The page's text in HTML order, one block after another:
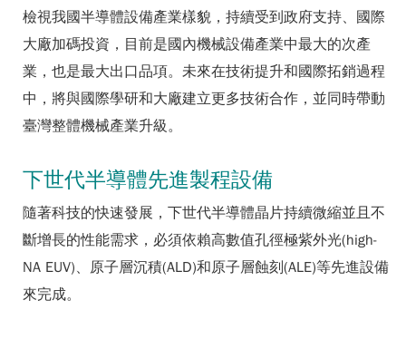
檢視我國半導體設備產業樣貌，持續受到政府支持、國際
大廠加碼投資，目前是國內機械設備產業中最大的次產
業，也是最大出口品項。未來在技術提升和國際拓銷過程
中，將與國際學研和大廠建立更多技術合作，並同時帶動
臺灣整體機械產業升級。
下世代半導體先進製程設備
隨著科技的快速發展，下世代半導體晶片持續微縮並且不
斷增長的性能需求，必須依賴高數值孔徑極紫外光(high-
NA EUV)、原子層沉積(ALD)和原子層蝕刻(ALE)等先進設備
來完成。